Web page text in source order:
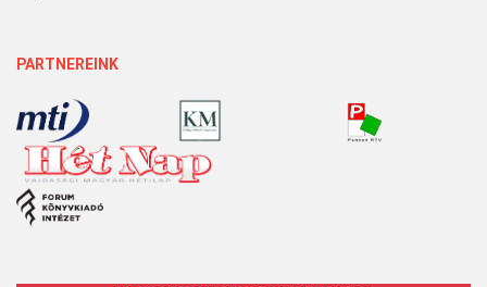
PARTNEREINK